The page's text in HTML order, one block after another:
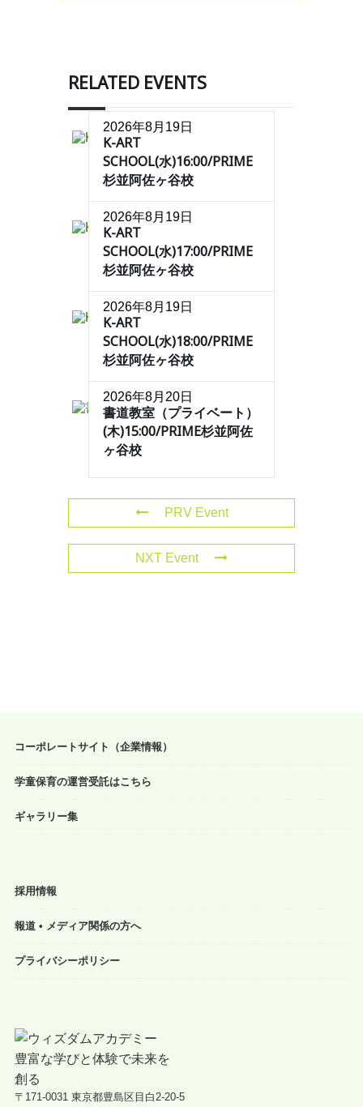
RELATED EVENTS
2026年8月19日
K-ART
SCHOOL(水)16:00/PRIME
杉並阿佐ヶ谷校
2026年8月19日
K-ART
SCHOOL(水)17:00/PRIME
杉並阿佐ヶ谷校
2026年8月19日
K-ART
SCHOOL(水)18:00/PRIME
杉並阿佐ヶ谷校
2026年8月20日
書道教室（プライベート）
(木)15:00/PRIME杉並阿佐
ヶ谷校
PRV Event
NXT Event
コーポレートサイト（企業情報）
学童保育の運営受託はこちら
ギャラリー集
採用情報
報道 • メディア関係の方へ
プライバシーポリシー
〒171-0031 東京都豊島区目白2-20-5